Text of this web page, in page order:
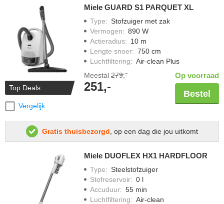
Top Deals
Vergelijk
Miele GUARD S1 PARQUET XL
Type: Stofzuiger met zak
Vermogen: 890 W
Actieradius: 10 m
Lengte snoer: 750 cm
Luchtfiltering: Air-clean Plus
Meestal 279,-
251,-
Op voorraad
Bestel
Gratis thuisbezorgd , op een dag die jou uitkomt
Miele DUOFLEX HX1 HARDFLOOR
Type: Steelstofzuiger
Stofreservoir: 0 l
Accuduur: 55 min
Luchtfiltering: Air-clean